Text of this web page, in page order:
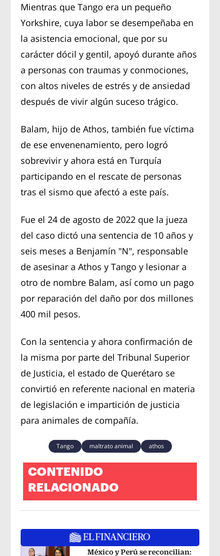
Mientras que Tango era un pequeño
Yorkshire, cuya labor se desempeñaba en
la asistencia emocional, que por su
carácter dócil y gentil, apoyó durante años
a personas con traumas y conmociones,
con altos niveles de estrés y de ansiedad
después de vivir algún suceso trágico.
Balam, hijo de Athos, también fue víctima
de ese envenenamiento, pero logró
sobrevivir y ahora está en Turquía
participando en el rescate de personas
tras el sismo que afectó a este país.
Fue el 24 de agosto de 2022 que la jueza
del caso dictó una sentencia de 10 años y
seis meses a Benjamín "N", responsable
de asesinar a Athos y Tango y lesionar a
otro de nombre Balam, así como un pago
por reparación del daño por dos millones
400 mil pesos.
Con la sentencia y ahora confirmación de
la misma por parte del Tribunal Superior
de Justicia, el estado de Querétaro se
convirtió en referente nacional en materia
de legislación e impartición de justicia
para animales de compañía.
Tango maltrato animal athos
CONTENIDO
RELACIONADO
México y Perú se reconcilian: